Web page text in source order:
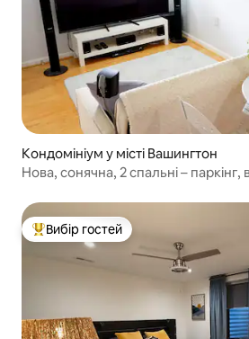
Кондомініум у місті Вашингтон
Нова, сонячна, 2 спальні – паркінг,
Топ вибір гостей
Вибір гостей